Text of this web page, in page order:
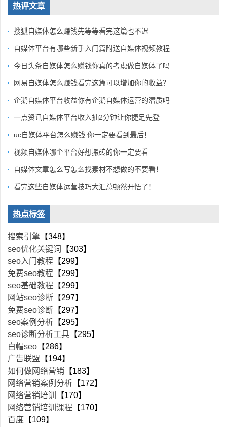
热评文章
搜狐自媒体怎么赚钱先等等看完这篇也不迟
自媒体平台有哪些新手入门篇附送自媒体视频教程
今日头条自媒体怎么赚钱你真的考虑做自媒体了吗
网易自媒体怎么赚钱看完这篇可以增加你的收益？
企鹅自媒体平台收益你有企鹅自媒体运营的潜质吗
一点资讯自媒体平台收入抽2分钟让你捷足先登
uc自媒体平台怎么赚钱 你一定要看到最后！
视频自媒体哪个平台好想搬砖的你一定要看
自媒体文章怎么写怎么找素材不想做的不要看！
看完这些自媒体运营技巧大汇总顿然开悟了！
热点标签
搜索引擎 【348】
seo优化关键词
【303】
seo入门教程 【299】
免费seo教程 【299】
seo基础教程 【299】
网站seo诊断 【297】
免费seo诊断 【297】
seo案例分析 【295】
seo诊断分析工具 【295】
白帽seo 【286】
广告联盟 【194】
如何做网络营销 【183】
网络营销案例分析 【172】
网络营销培训
【170】
网络营销培训课程 【170】
百度 【109】